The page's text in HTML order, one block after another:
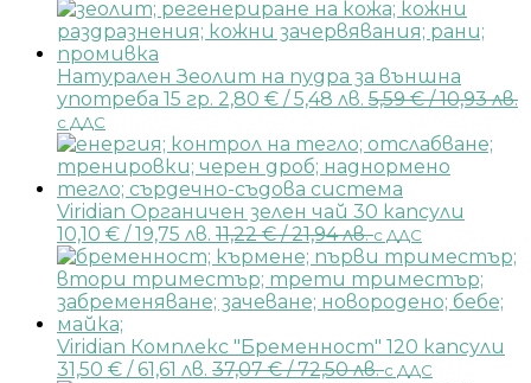
Натурален Зеолит на пудра за външна
употреба 15 гр. 2,80 € / 5,48 лв. 5,59€/ 10,93 лв.
с ДДС
Viridian Органичен зелен чай 30 капсули
10,10 € / 19,75 лв. 11,22€/ 21,94 лв.с ДДС
Viridian Комплекс "Бременност" 120 капсули
31,50 € / 61,61 лв. 37,07€/ 72,50 лв.с ДДС